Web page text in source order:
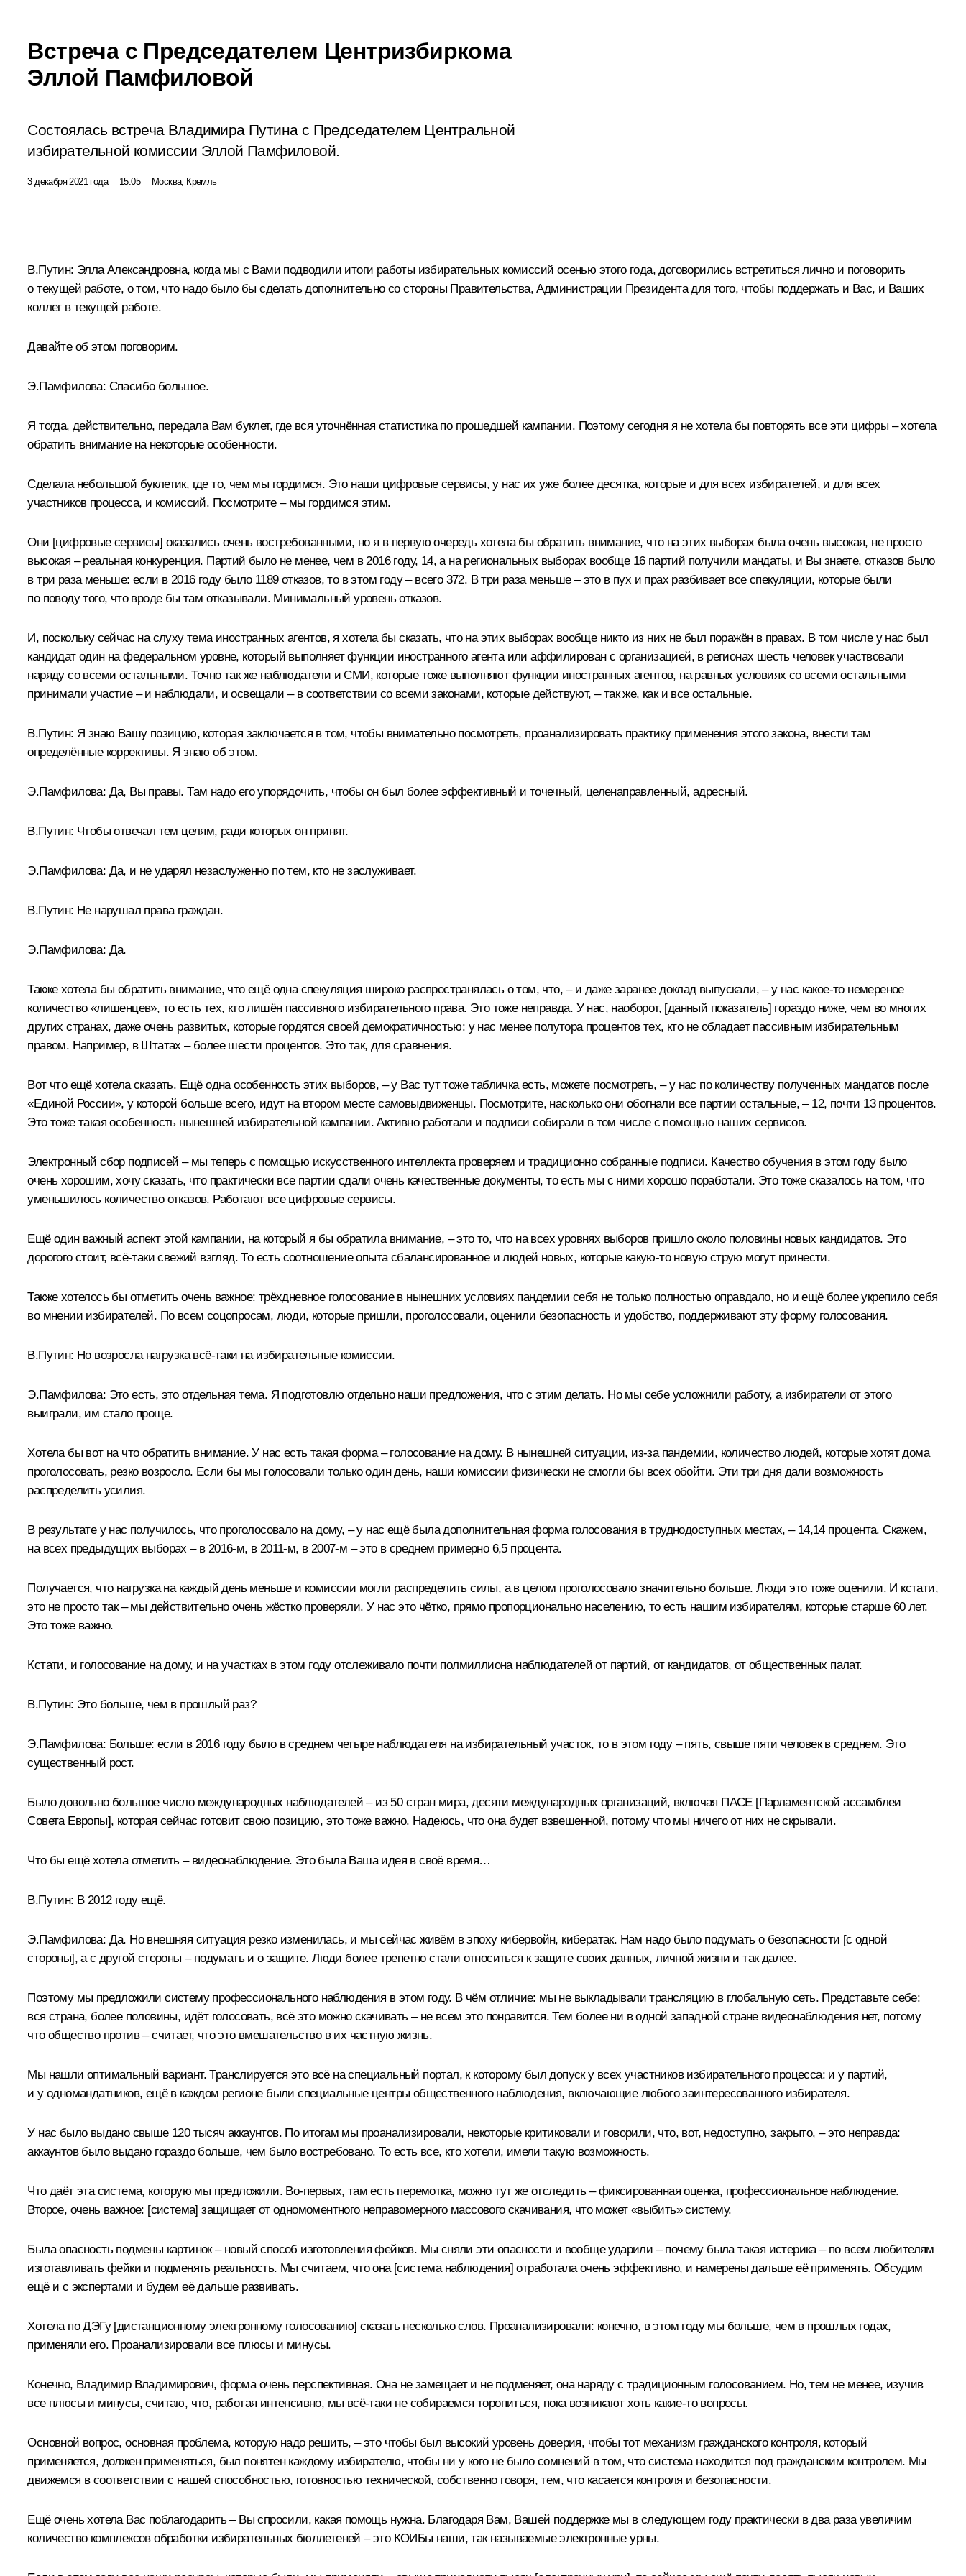
Встреча с Председателем Центризбиркома
Эллой Памфиловой
Состоялась встреча Владимира Путина с Председателем Центральной
избирательной комиссии Эллой Памфиловой.
3 декабря 2021 года 15:05 Москва, Кремль
В.Путин: Элла Александровна, когда мы с Вами подводили итоги работы избирательных комиссий осенью этого года, договорились встретиться лично и поговорить
о текущей работе, о том, что надо было бы сделать дополнительно со стороны Правительства, Администрации Президента для того, чтобы поддержать и Вас, и Ваших
коллег в текущей работе.
Давайте об этом поговорим.
Э.Памфилова: Спасибо большое.
Я тогда, действительно, передала Вам буклет, где вся уточнённая статистика по прошедшей кампании. Поэтому сегодня я не хотела бы повторять все эти цифры – хотела
обратить внимание на некоторые особенности.
Сделала небольшой буклетик, где то, чем мы гордимся. Это наши цифровые сервисы, у нас их уже более десятка, которые и для всех избирателей, и для всех
участников процесса, и комиссий. Посмотрите ‒ мы гордимся этим.
Они [цифровые сервисы] оказались очень востребованными, но я в первую очередь хотела бы обратить внимание, что на этих выборах была очень высокая, не просто
высокая – реальная конкуренция. Партий было не менее, чем в 2016 году, 14, а на региональных выборах вообще 16 партий получили мандаты, и Вы знаете, отказов было
в три раза меньше: если в 2016 году было 1189 отказов, то в этом году – всего 372. В три раза меньше ‒ это в пух и прах разбивает все спекуляции, которые были
по поводу того, что вроде бы там отказывали. Минимальный уровень отказов.
И, поскольку сейчас на слуху тема иностранных агентов, я хотела бы сказать, что на этих выборах вообще никто из них не был поражён в правах. В том числе у нас был
кандидат один на федеральном уровне, который выполняет функции иностранного агента или аффилирован с организацией, в регионах шесть человек участвовали
наряду со всеми остальными. Точно так же наблюдатели и СМИ, которые тоже выполняют функции иностранных агентов, на равных условиях со всеми остальными
принимали участие – и наблюдали, и освещали – в соответствии со всеми законами, которые действуют, – так же, как и все остальные.
В.Путин: Я знаю Вашу позицию, которая заключается в том, чтобы внимательно посмотреть, проанализировать практику применения этого закона, внести там
определённые коррективы. Я знаю об этом.
Э.Памфилова: Да, Вы правы. Там надо его упорядочить, чтобы он был более эффективный и точечный, целенаправленный, адресный.
В.Путин: Чтобы отвечал тем целям, ради которых он принят.
Э.Памфилова: Да, и не ударял незаслуженно по тем, кто не заслуживает.
В.Путин: Не нарушал права граждан.
Э.Памфилова: Да.
Также хотела бы обратить внимание, что ещё одна спекуляция широко распространялась о том, что, – и даже заранее доклад выпускали, – у нас какое-то немереное
количество «лишенцев», то есть тех, кто лишён пассивного избирательного права. Это тоже неправда. У нас, наоборот, [данный показатель] гораздо ниже, чем во многих
других странах, даже очень развитых, которые гордятся своей демократичностью: у нас менее полутора процентов тех, кто не обладает пассивным избирательным
правом. Например, в Штатах – более шести процентов. Это так, для сравнения.
Вот что ещё хотела сказать. Ещё одна особенность этих выборов, – у Вас тут тоже табличка есть, можете посмотреть, – у нас по количеству полученных мандатов после
«Единой России», у которой больше всего, идут на втором месте самовыдвиженцы. Посмотрите, насколько они обогнали все партии остальные, – 12, почти 13 процентов.
Это тоже такая особенность нынешней избирательной кампании. Активно работали и подписи собирали в том числе с помощью наших сервисов.
Электронный сбор подписей – мы теперь с помощью искусственного интеллекта проверяем и традиционно собранные подписи. Качество обучения в этом году было
очень хорошим, хочу сказать, что практически все партии сдали очень качественные документы, то есть мы с ними хорошо поработали. Это тоже сказалось на том, что
уменьшилось количество отказов. Работают все цифровые сервисы.
Ещё один важный аспект этой кампании, на который я бы обратила внимание, ‒ это то, что на всех уровнях выборов пришло около половины новых кандидатов. Это
дорогого стоит, всё-таки свежий взгляд. То есть соотношение опыта сбалансированное и людей новых, которые какую-то новую струю могут принести.
Также хотелось бы отметить очень важное: трёхдневное голосование в нынешних условиях пандемии себя не только полностью оправдало, но и ещё более укрепило себя
во мнении избирателей. По всем соцопросам, люди, которые пришли, проголосовали, оценили безопасность и удобство, поддерживают эту форму голосования.
В.Путин: Но возросла нагрузка всё-таки на избирательные комиссии.
Э.Памфилова: Это есть, это отдельная тема. Я подготовлю отдельно наши предложения, что с этим делать. Но мы себе усложнили работу, а избиратели от этого
выиграли, им стало проще.
Хотела бы вот на что обратить внимание. У нас есть такая форма – голосование на дому. В нынешней ситуации, из-за пандемии, количество людей, которые хотят дома
проголосовать, резко возросло. Если бы мы голосовали только один день, наши комиссии физически не смогли бы всех обойти. Эти три дня дали возможность
распределить усилия.
В результате у нас получилось, что проголосовало на дому, – у нас ещё была дополнительная форма голосования в труднодоступных местах, – 14,14 процента. Скажем,
на всех предыдущих выборах – в 2016-м, в 2011-м, в 2007-м – это в среднем примерно 6,5 процента.
Получается, что нагрузка на каждый день меньше и комиссии могли распределить силы, а в целом проголосовало значительно больше. Люди это тоже оценили. И кстати,
это не просто так – мы действительно очень жёстко проверяли. У нас это чётко, прямо пропорционально населению, то есть нашим избирателям, которые старше 60 лет.
Это тоже важно.
Кстати, и голосование на дому, и на участках в этом году отслеживало почти полмиллиона наблюдателей от партий, от кандидатов, от общественных палат.
В.Путин: Это больше, чем в прошлый раз?
Э.Памфилова: Больше: если в 2016 году было в среднем четыре наблюдателя на избирательный участок, то в этом году – пять, свыше пяти человек в среднем. Это
существенный рост.
Было довольно большое число международных наблюдателей – из 50 стран мира, десяти международных организаций, включая ПАСЕ [Парламентской ассамблеи
Совета Европы], которая сейчас готовит свою позицию, это тоже важно. Надеюсь, что она будет взвешенной, потому что мы ничего от них не скрывали.
Что бы ещё хотела отметить – видеонаблюдение. Это была Ваша идея в своё время…
В.Путин: В 2012 году ещё.
Э.Памфилова: Да. Но внешняя ситуация резко изменилась, и мы сейчас живём в эпоху кибервойн, кибератак. Нам надо было подумать о безопасности [с одной
стороны], а с другой стороны – подумать и о защите. Люди более трепетно стали относиться к защите своих данных, личной жизни и так далее.
Поэтому мы предложили систему профессионального наблюдения в этом году. В чём отличие: мы не выкладывали трансляцию в глобальную сеть. Представьте себе:
вся страна, более половины, идёт голосовать, всё это можно скачивать – не всем это понравится. Тем более ни в одной западной стране видеонаблюдения нет, потому
что общество против – считает, что это вмешательство в их частную жизнь.
Мы нашли оптимальный вариант. Транслируется это всё на специальный портал, к которому был допуск у всех участников избирательного процесса: и у партий,
и у одномандатников, ещё в каждом регионе были специальные центры общественного наблюдения, включающие любого заинтересованного избирателя.
У нас было выдано свыше 120 тысяч аккаунтов. По итогам мы проанализировали, некоторые критиковали и говорили, что, вот, недоступно, закрыто, – это неправда:
аккаунтов было выдано гораздо больше, чем было востребовано. То есть все, кто хотели, имели такую возможность.
Что даёт эта система, которую мы предложили. Во-первых, там есть перемотка, можно тут же отследить – фиксированная оценка, профессиональное наблюдение.
Второе, очень важное: [система] защищает от одномоментного неправомерного массового скачивания, что может «выбить» систему.
Была опасность подмены картинок – новый способ изготовления фейков. Мы сняли эти опасности и вообще ударили – почему была такая истерика – по всем любителям
изготавливать фейки и подменять реальность. Мы считаем, что она [система наблюдения] отработала очень эффективно, и намерены дальше её применять. Обсудим
ещё и с экспертами и будем её дальше развивать.
Хотела по ДЭГу [дистанционному электронному голосованию] сказать несколько слов. Проанализировали: конечно, в этом году мы больше, чем в прошлых годах,
применяли его. Проанализировали все плюсы и минусы.
Конечно, Владимир Владимирович, форма очень перспективная. Она не замещает и не подменяет, она наряду с традиционным голосованием. Но, тем не менее, изучив
все плюсы и минусы, считаю, что, работая интенсивно, мы всё-таки не собираемся торопиться, пока возникают хоть какие-то вопросы.
Основной вопрос, основная проблема, которую надо решить, – это чтобы был высокий уровень доверия, чтобы тот механизм гражданского контроля, который
применяется, должен применяться, был понятен каждому избирателю, чтобы ни у кого не было сомнений в том, что система находится под гражданским контролем. Мы
движемся в соответствии с нашей способностью, готовностью технической, собственно говоря, тем, что касается контроля и безопасности.
Ещё очень хотела Вас поблагодарить – Вы спросили, какая помощь нужна. Благодаря Вам, Вашей поддержке мы в следующем году практически в два раза увеличим
количество комплексов обработки избирательных бюллетеней – это КОИБы наши, так называемые электронные урны.